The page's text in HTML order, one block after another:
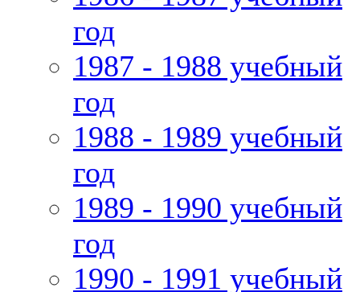
год
1987 - 1988 учебный
год
1988 - 1989 учебный
год
1989 - 1990 учебный
год
1990 - 1991 учебный